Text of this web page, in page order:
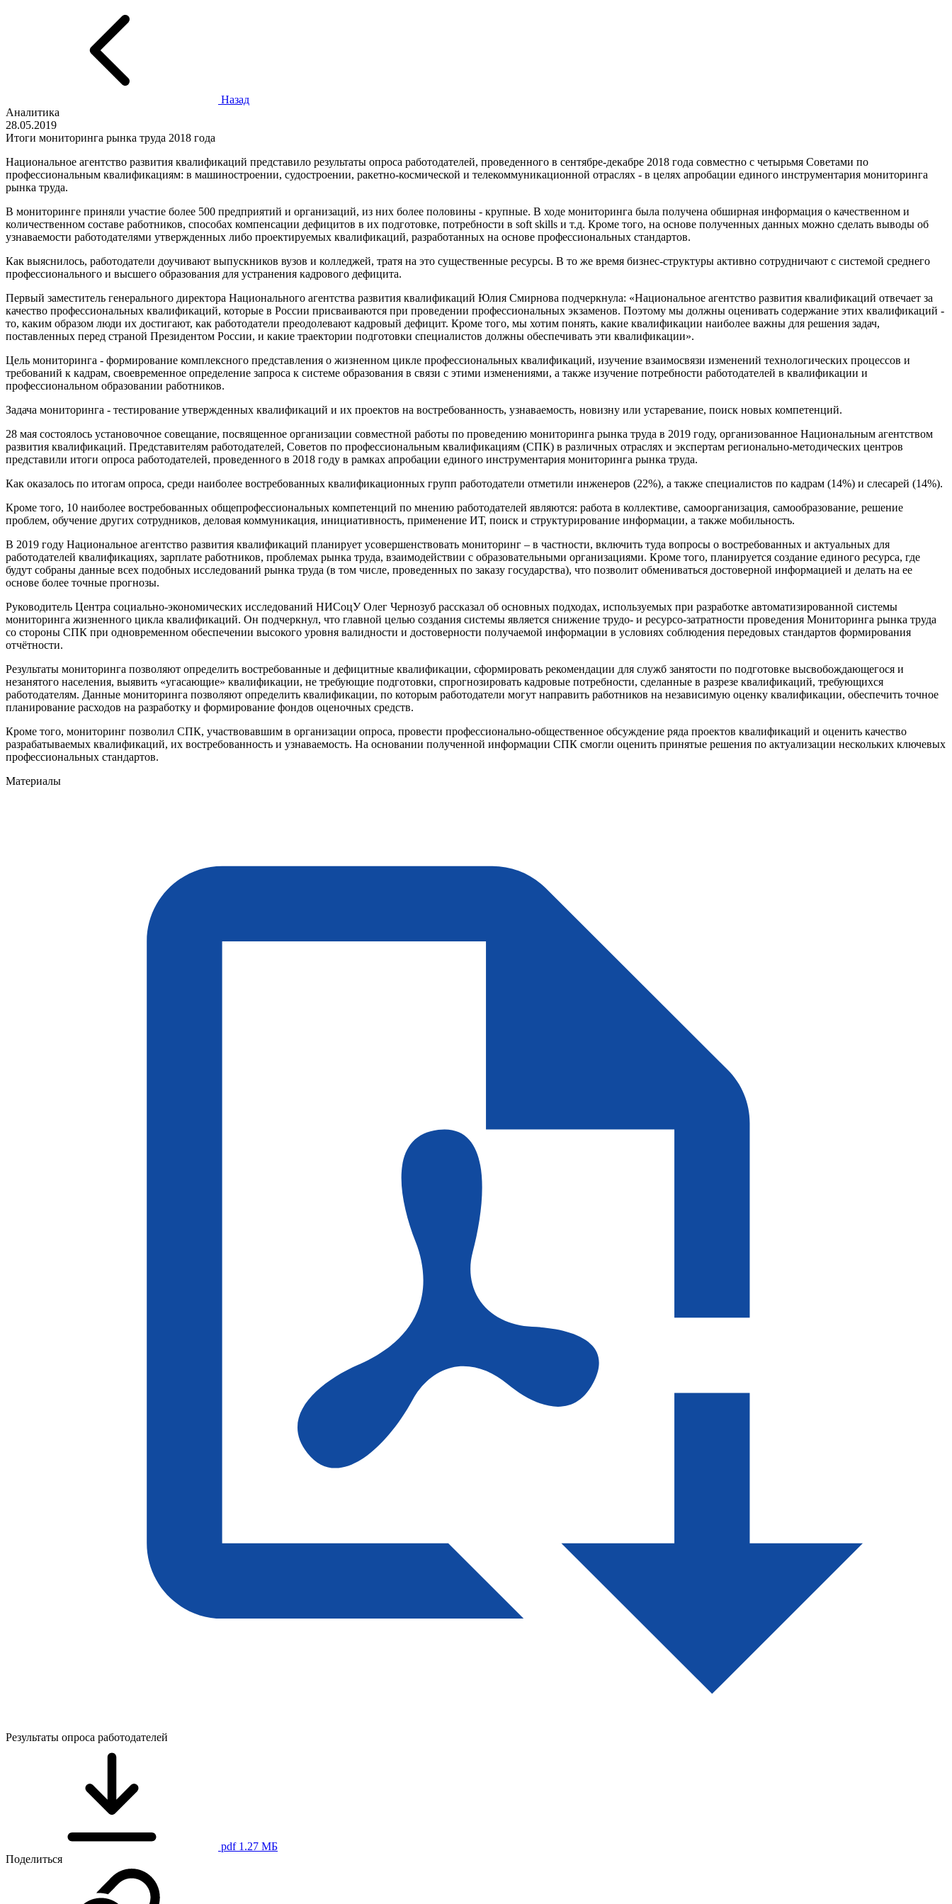
Назад
Аналитика
28.05.2019
Итоги мониторинга рынка труда 2018 года
Национальное агентство развития квалификаций представило результаты опроса работодателей, проведенного в сентябре-декабре 2018 года совместно с четырьмя Советами по
профессиональным квалификациям: в машиностроении, судостроении, ракетно-космической и телекоммуникационной отраслях - в целях апробации единого инструментария мониторинга
рынка труда.
В мониторинге приняли участие более 500 предприятий и организаций, из них более половины - крупные. В ходе мониторинга была получена обширная информация о качественном и
количественном составе работников, способах компенсации дефицитов в их подготовке, потребности в soft skills и т.д. Кроме того, на основе полученных данных можно сделать выводы об
узнаваемости работодателями утвержденных либо проектируемых квалификаций, разработанных на основе профессиональных стандартов.
Как выяснилось, работодатели доучивают выпускников вузов и колледжей, тратя на это существенные ресурсы. В то же время бизнес-структуры активно сотрудничают с системой среднего
профессионального и высшего образования для устранения кадрового дефицита.
Первый заместитель генерального директора Национального агентства развития квалификаций Юлия Смирнова подчеркнула: «Национальное агентство развития квалификаций отвечает за
качество профессиональных квалификаций, которые в России присваиваются при проведении профессиональных экзаменов. Поэтому мы должны оценивать содержание этих квалификаций -
то, каким образом люди их достигают, как работодатели преодолевают кадровый дефицит. Кроме того, мы хотим понять, какие квалификации наиболее важны для решения задач,
поставленных перед страной Президентом России, и какие траектории подготовки специалистов должны обеспечивать эти квалификации».
Цель мониторинга - формирование комплексного представления о жизненном цикле профессиональных квалификаций, изучение взаимосвязи изменений технологических процессов и
требований к кадрам, своевременное определение запроса к системе образования в связи с этими изменениями, а также изучение потребности работодателей в квалификации и
профессиональном образовании работников.
Задача мониторинга - тестирование утвержденных квалификаций и их проектов на востребованность, узнаваемость, новизну или устаревание, поиск новых компетенций.
28 мая состоялось установочное совещание, посвященное организации совместной работы по проведению мониторинга рынка труда в 2019 году, организованное Национальным агентством
развития квалификаций. Представителям работодателей, Советов по профессиональным квалификациям (СПК) в различных отраслях и экспертам регионально-методических центров
представили итоги опроса работодателей, проведенного в 2018 году в рамках апробации единого инструментария мониторинга рынка труда.
Как оказалось по итогам опроса, среди наиболее востребованных квалификационных групп работодатели отметили инженеров (22%), а также специалистов по кадрам (14%) и слесарей (14%).
Кроме того, 10 наиболее востребованных общепрофессиональных компетенций по мнению работодателей являются: работа в коллективе, самоорганизация, самообразование, решение
проблем, обучение других сотрудников, деловая коммуникация, инициативность, применение ИТ, поиск и структурирование информации, а также мобильность.
В 2019 году Национальное агентство развития квалификаций планирует усовершенствовать мониторинг – в частности, включить туда вопросы о востребованных и актуальных для
работодателей квалификациях, зарплате работников, проблемах рынка труда, взаимодействии с образовательными организациями. Кроме того, планируется создание единого ресурса, где
будут собраны данные всех подобных исследований рынка труда (в том числе, проведенных по заказу государства), что позволит обмениваться достоверной информацией и делать на ее
основе более точные прогнозы.
Руководитель Центра социально-экономических исследований НИСоцУ Олег Чернозуб рассказал об основных подходах, используемых при разработке автоматизированной системы
мониторинга жизненного цикла квалификаций. Он подчеркнул, что главной целью создания системы является снижение трудо- и ресурсо-затратности проведения Мониторинга рынка труда
со стороны СПК при одновременном обеспечении высокого уровня валидности и достоверности получаемой информации в условиях соблюдения передовых стандартов формирования
отчётности.
Результаты мониторинга позволяют определить востребованные и дефицитные квалификации, сформировать рекомендации для служб занятости по подготовке высвобождающегося и
незанятого населения, выявить «угасающие» квалификации, не требующие подготовки, спрогнозировать кадровые потребности, сделанные в разрезе квалификаций, требующихся
работодателям. Данные мониторинга позволяют определить квалификации, по которым работодатели могут направить работников на независимую оценку квалификации, обеспечить точное
планирование расходов на разработку и формирование фондов оценочных средств.
Кроме того, мониторинг позволил СПК, участвовавшим в организации опроса, провести профессионально-общественное обсуждение ряда проектов квалификаций и оценить качество
разрабатываемых квалификаций, их востребованность и узнаваемость. На основании полученной информации СПК смогли оценить принятые решения по актуализации нескольких ключевых
профессиональных стандартов.
Материалы
Результаты опроса работодателей
pdf 1.27 МБ
Поделиться